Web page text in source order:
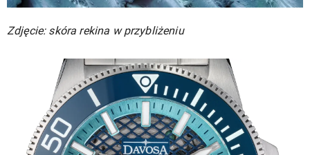
Zdjęcie: skóra rekina w przybliżeniu